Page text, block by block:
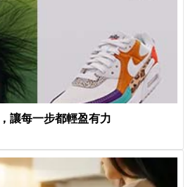
讓每一步都輕盈有力